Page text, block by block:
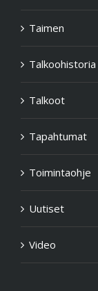
Taimen
Talkoohistoria
Talkoot
Tapahtumat
Toimintaohje
Uutiset
Video